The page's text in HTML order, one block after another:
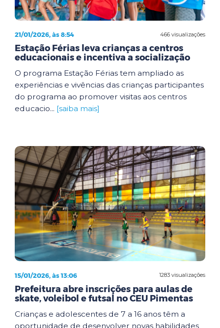
466 visualizações
21/01/2026, às 8:54
Estação Férias leva crianças a centros
educacionais e incentiva a socialização
O programa Estação Férias tem ampliado as
experiências e vivências das crianças participantes
do programa ao promover visitas aos centros
educacio... [saiba mais]
1283 visualizações
15/01/2026, às 13:06
Prefeitura abre inscrições para aulas de
skate, voleibol e futsal no CEU Pimentas
Crianças e adolescentes de 7 a 16 anos têm a
oportunidade de desenvolver novas habilidades